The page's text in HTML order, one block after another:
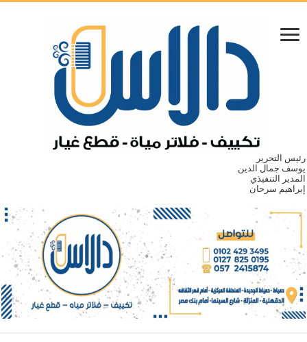
رئيس التحرير
يوسف جمال الدين
المدير التنفيذي
إبراهيم سرحان